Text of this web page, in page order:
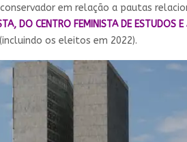
em relação a pautas
DO CENTRO FEMINISTA DE ESTUDOS E
os eleitos em 2022).